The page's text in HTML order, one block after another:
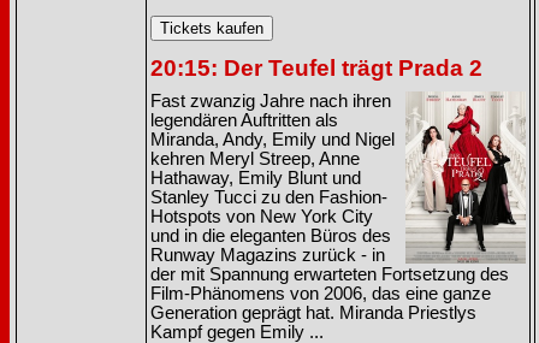
20:15: Der Teufel trägt Prada 2
Fast zwanzig Jahre nach ihren
legendären Auftritten als
Miranda, Andy, Emily und Nigel
kehren Meryl Streep, Anne
Hathaway, Emily Blunt und
Stanley Tucci zu den Fashion-
Hotspots von New York City
und in die eleganten Büros des
Runway Magazins zurück - in
der mit Spannung erwarteten Fortsetzung des
Film-Phänomens von 2006, das eine ganze
Generation geprägt hat. Miranda Priestlys
Kampf gegen Emily ...